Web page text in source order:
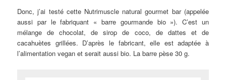
Donc, j’ai testé cette Nutrimuscle natural gourmet bar (appelée
aussi par le fabriquant « barre gourmande bio »). C’est un
mélange de chocolat, de sirop de coco, de dattes et de
cacahuètes grillées. D’après le fabricant, elle est adaptée à
l’alimentation vegan et serait aussi bio. La barre pèse 30 g.